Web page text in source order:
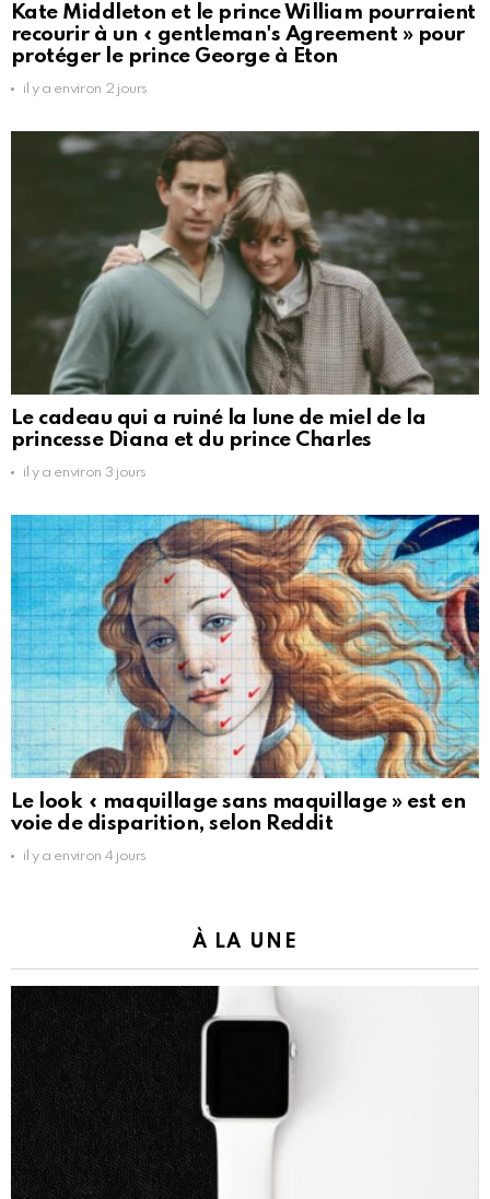
Kate Middleton et le prince William pourraient
recourir à un « gentleman's Agreement » pour
protéger le prince George à Eton
il y a environ 2 jours
Le cadeau qui a ruiné la lune de miel de la
princesse Diana et du prince Charles
il y a environ 3 jours
Le look « maquillage sans maquillage » est en
voie de disparition, selon Reddit
il y a environ 4 jours
À LA UNE